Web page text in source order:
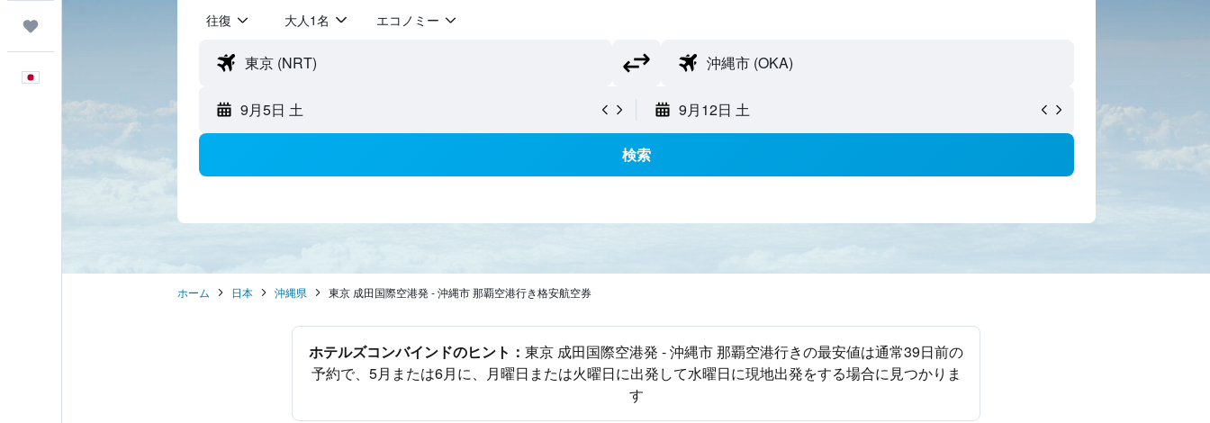
往復 大人1名 エコノミー
9月5日 土 9月12日 土
検索
ホーム 日本 沖縄県 東京 成田国際空港発 - 沖縄市 那覇空港行き格安航空券
ホテルズコンバインド​のヒント： 東京 成田国際空港発 - 沖縄市 那覇空港行きの最安値は通常39日前の
予約で、5月または6月に、月曜日​または火曜日に出発して水曜日に現地出発をする場合に見つかりま
す